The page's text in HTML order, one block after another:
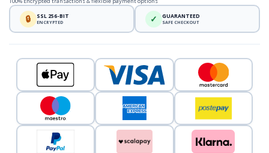
🔒 SSL 256-BIT
ENCRYPTED ✓ GUARANTEED
SAFE CHECKOUT